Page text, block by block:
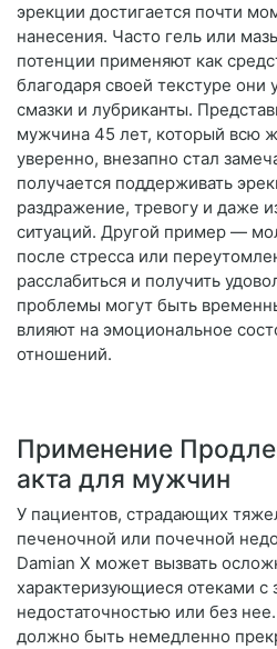
эрекции достигается почти
нанесения. Часто гель или
потенции применяют как
благодаря своей текстуре
смазки и лубриканты.
мужчина 45 лет, который всю
уверенно, внезапно стал
получается поддерживать
раздражение, тревогу и даже
ситуаций. Другой пример —
после стресса или
расслабиться и получить
проблемы могут быть
влияют на эмоциональное
отношений.
Применение
акта для мужчин
У пациентов, страдающих
печеночной или почечной
Damian X может вызвать
характеризующиеся отеками с
недостаточностью или без
должно быть немедленно